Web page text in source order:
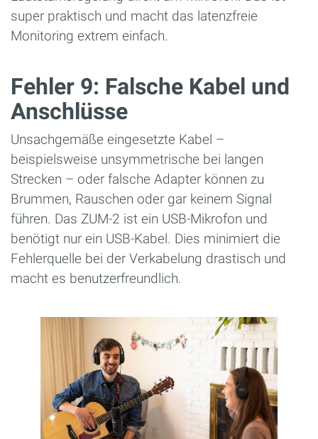
super praktisch und macht das latenzfreie
Monitoring extrem einfach.
Fehler 9: Falsche Kabel und
Anschlüsse
Unsachgemäße eingesetzte Kabel –
beispielsweise unsymmetrische bei langen
Strecken – oder falsche Adapter können zu
Brummen, Rauschen oder gar keinem Signal
führen. Das ZUM-2 ist ein USB-Mikrofon und
benötigt nur ein USB-Kabel. Dies minimiert die
Fehlerquelle bei der Verkabelung drastisch und
macht es benutzerfreundlich.